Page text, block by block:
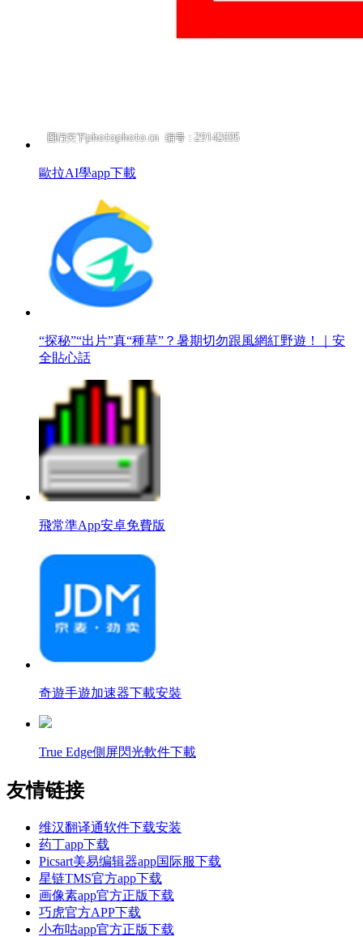
歐拉AI學app下載
“探秘”“出片”真“種草”？暑期切勿跟風網紅野遊！｜安
全貼心話
飛常準App安卓免費版
奇遊手遊加速器下載安裝
True Edge側屏閃光軟件下載
友情链接
维汉翻译通软件下载安装
药丁app下载
Picsart美易编辑器app国际服下载
星链TMS官方app下载
画像素app官方正版下载
巧虎官方APP下载
小布咕app官方正版下载